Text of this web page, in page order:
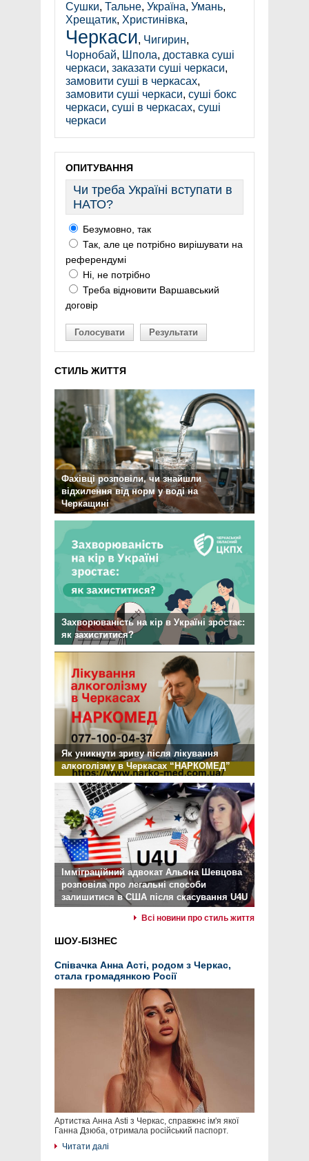
Сушки, Тальне, Україна, Умань,
Хрещатик, Христинівка,
Черкаси, Чигирин,
Чорнобай, Шпола, доставка суші
черкаси, заказати суші черкаси,
замовити суші в черкасах,
замовити суші черкаси, суші бокс
черкаси, суші в черкасах, суші
черкаси
ОПИТУВАННЯ
Чи треба Україні вступати в
НАТО?
Безумовно, так
Так, але це потрібно вирішувати на
референдумі
Ні, не потрібно
Треба відновити Варшавський
договір
Голосувати Результати
СТИЛЬ ЖИТТЯ
Фахівці розповіли, чи знайшли
відхилення від норм у воді на
Черкащині
Захворюваність на кір в Україні зростає:
як захиститися?
Як уникнути зриву після лікування
алкоголізму в Черкасах “НАРКОМЕД”
Імміграційний адвокат Альона Шевцова
розповіла про легальні способи
залишитися в США після скасування U4U
Всі новини про стиль життя
ШОУ-БІЗНЕС
Співачка Анна Асті, родом з Черкас,
стала громадянкою Росії
Артистка Анна Asti з Черкас, справжнє ім'я якої
Ганна Дзюба, отримала російський паспорт.
Читати далі